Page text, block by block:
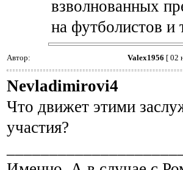
взволнованных
на футболистов и
Автор: Valex1956 [ 02
Nevladimirovi4
Что движет этими
участия?